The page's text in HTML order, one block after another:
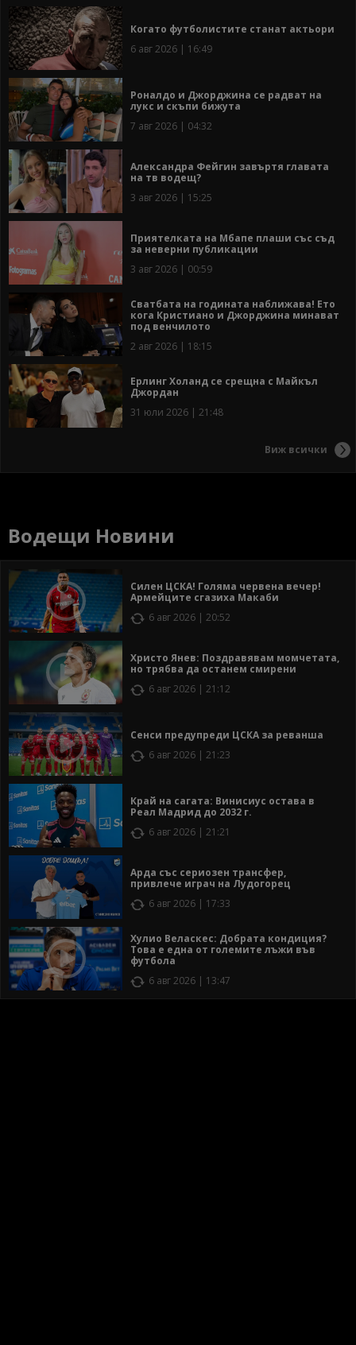
Когато футболистите станат актьори
6 авг 2026 | 16:49
Роналдо и Джорджина се радват на
лукс и скъпи бижута
7 авг 2026 | 04:32
Александра Фейгин завъртя главата
на тв водещ?
3 авг 2026 | 15:25
Приятелката на Мбапе плаши със съд
за неверни публикации
3 авг 2026 | 00:59
Сватбата на годината наближава! Ето
кога Кристиано и Джорджина минават
под венчилото
2 авг 2026 | 18:15
Ерлинг Холанд се срещна с Майкъл
Джордан
31 юли 2026 | 21:48
Виж всички
Водещи Новини
Силен ЦСКА! Голяма червена вечер!
Армейците сгазиха Макаби
6 авг 2026 | 20:52
Христо Янев: Поздравявам момчетата,
но трябва да останем смирени
6 авг 2026 | 21:12
Сенси предупреди ЦСКА за реванша
6 авг 2026 | 21:23
Край на сагата: Винисиус остава в
Реал Мадрид до 2032 г.
6 авг 2026 | 21:21
Арда със сериозен трансфер,
привлече играч на Лудогорец
6 авг 2026 | 17:33
Хулио Веласкес: Добрата кондиция?
Това е една от големите лъжи във
футбола
6 авг 2026 | 13:47